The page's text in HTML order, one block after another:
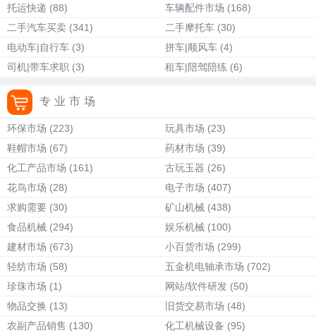
托运快递 (88) 车辆配件市场 (168)
二手汽车买卖 (341) 二手摩托车 (30)
电动车|自行车 (3) 拼车|顺风车 (4)
司机|带车求职 (3) 租车|陪驾陪练 (6)
专业市场
环保市场 (223) 玩具市场 (23)
鞋帽市场 (67) 药材市场 (39)
化工产品市场 (161) 古玩玉器 (26)
花鸟市场 (28) 电子市场 (407)
求购需要 (30) 矿山机械 (438)
食品机械 (294) 娱乐机械 (100)
建材市场 (673) 小百货市场 (299)
轻纺市场 (58) 五金机电轴承市场 (702)
珍珠市场 (1) 网站/软件研发 (50)
物品交换 (13) 旧货交易市场 (48)
农副产品销售 (130) 化工机械设备 (95)